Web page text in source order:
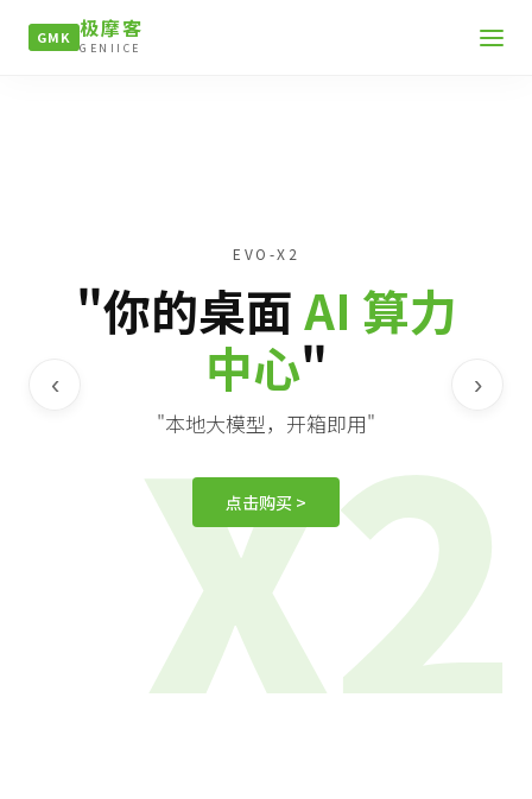
GMK 极摩客
GENIICE
X2
EVO-X2
"你的桌面AI 算力
中心"
"本地大模型，开箱即用"
点击购买 >
‹ ›